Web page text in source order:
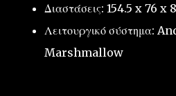
Διαστάσεις: 154.5 x 76
Λειτουργικό σύστημα:
Marshmallow